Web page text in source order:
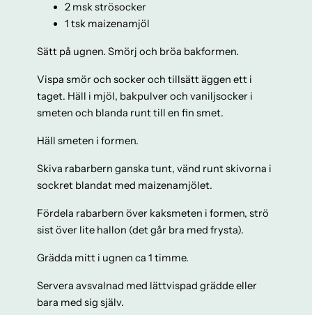
2 msk strösocker
1 tsk maizenamjöl
Sätt på ugnen. Smörj och bröa bakformen.
Vispa smör och socker och tillsätt äggen ett i
taget. Häll i mjöl, bakpulver och vaniljsocker i
smeten och blanda runt till en fin smet.
Häll smeten i formen.
Skiva rabarbern ganska tunt, vänd runt skivorna i
sockret blandat med maizenamjölet.
Fördela rabarbern över kaksmeten i formen, strö
sist över lite hallon (det går bra med frysta).
Grädda mitt i ugnen ca 1 timme.
Servera avsvalnad med lättvispad grädde eller
bara med sig själv.